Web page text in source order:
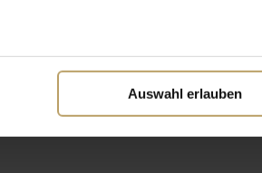
Auswahl erlauben